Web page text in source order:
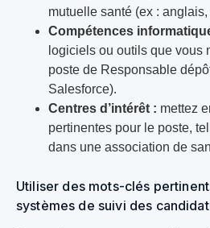
mutuelle santé (ex :
Compétences
logiciels ou outils que vous
poste de Responsable
Salesforce).
Centres d’intérêt : mettez
pertinentes pour le poste,
dans une association de
Utiliser des mots-clés
systèmes de suivi des